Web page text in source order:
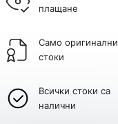
плащане
Само оригинални
стоки
Всички стоки са
налични